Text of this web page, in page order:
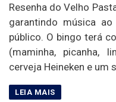
Resenha do Velho
garantindo música
público. O bingo terá
(maminha, picanha,
cerveja Heineken e um